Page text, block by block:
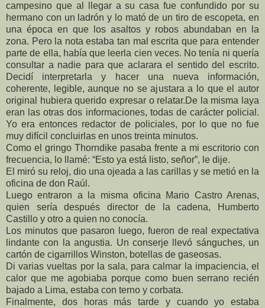
campesino que al llegar a su casa fue confundido por su
hermano con un ladrón y lo mató de un tiro de escopeta, en
una época en que los asaltos y robos abundaban en la
zona. Pero la nota estaba tan mal escrita que para entender
parte de ella, había que leerla cien veces. No tenía ni quería
consultar a nadie para que aclarara el sentido del escrito.
Decidí interpretarla y hacer una nueva información,
coherente, legible, aunque no se ajustara a lo que el autor
original hubiera querido expresar o relatar.De la misma laya
eran las otras dos informaciones, todas de carácter policial.
Yo era entonces redactor de policiales, por lo que no fue
muy difícil concluirlas en unos treinta minutos.
Como el gringo Thorndike pasaba frente a mi escritorio con
frecuencia, lo llamé: “Esto ya está listo, señor”, le dije.
El miró su reloj, dio una ojeada a las carillas y se metió en la
oficina de don Raúl.
Luego entraron a la misma oficina Mario Castro Arenas,
quien sería después director de la cadena, Humberto
Castillo y otro a quien no conocía.
Los minutos que pasaron luego, fueron de real expectativa
lindante con la angustia. Un conserje llevó sánguches, un
cartón de cigarrillos Winston, botellas de gaseosas.
Di varias vueltas por la sala, para calmar la impaciencia, el
calor que me agobiaba porque como buen serrano recién
bajado a Lima, estaba con terno y corbata.
Finalmente, dos horas más tarde y cuando yo estaba